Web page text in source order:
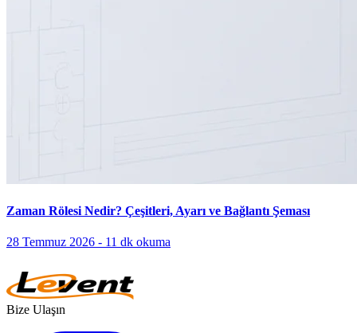
Bize Ulaşın